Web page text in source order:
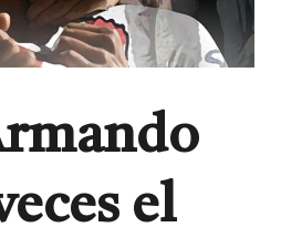
el